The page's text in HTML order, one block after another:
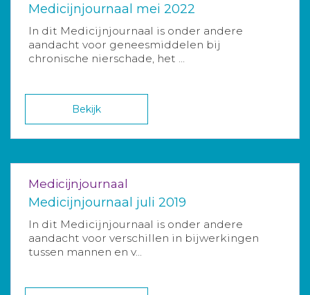
Medicijnjournaal mei 2022
In dit Medicijnjournaal is onder andere
aandacht voor geneesmiddelen bij
chronische nierschade, het ...
Bekijk
Medicijnjournaal
Medicijnjournaal juli 2019
In dit Medicijnjournaal is onder andere
aandacht voor verschillen in bijwerkingen
tussen mannen en v...